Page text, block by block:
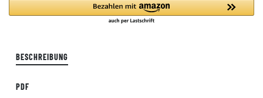
BESCHREIBUNG
PDF